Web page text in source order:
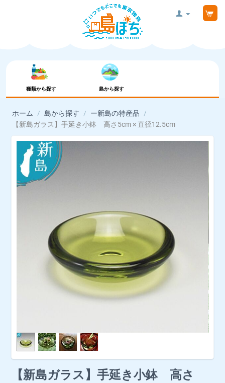
種類から探す 島から探す
ホーム / 島から探す / ー新島の特産品
/
【新島ガラス】手延き小鉢 高さ5cm × 直径12.5cm
【新島ガラス】手延き小鉢 高さ